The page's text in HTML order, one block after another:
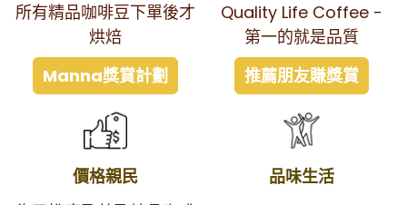
所有精品咖啡豆下單後才
烘焙
Manna獎賞計劃
Quality Life Coffee -
第一的就是品質
推薦朋友賺獎賞
價格親民 品味生活